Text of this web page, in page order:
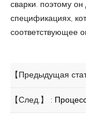
сварки. поэтому
спецификациях,
соответствующее
【Предыдущая
【След.】 : Процесс